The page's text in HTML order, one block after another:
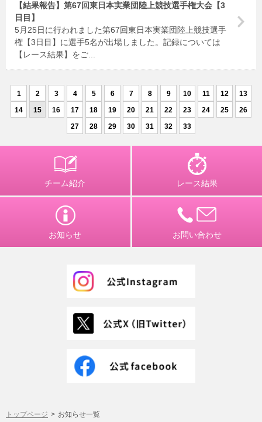
【結果報告】第67回東日本実業団陸上競技選手権大会【3
日目】
5月25日に行われました第67回東日本実業団陸上競技選手
権【3日目】に選手5名が出場しました。記録については
【レース結果】をご...
1 2 3 4 5 6 7 8 9 10 11 12
13
14
15 16 17 18 19 20 21 22 23 24 25
26
27
28 29 30 31 32 33
チーム紹介 レース結果
お知らせ お問い合わせ
トップページ お知らせ一覧